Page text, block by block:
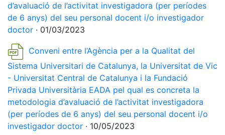
d’avaluació de l’activitat investigadora (per períodes
de 6 anys) del seu personal docent i/o investigador
doctor · 01/03/2023
Conveni entre l’Agència per a la Qualitat del
Sistema Universitari de Catalunya, la Universitat de Vic
- Universitat Central de Catalunya i la Fundació
Privada Universitària EADA pel qual es concreta la
metodologia d’avaluació de l’activitat investigadora
(per períodes de 6 anys) del seu personal docent i/o
investigador doctor · 10/05/2023